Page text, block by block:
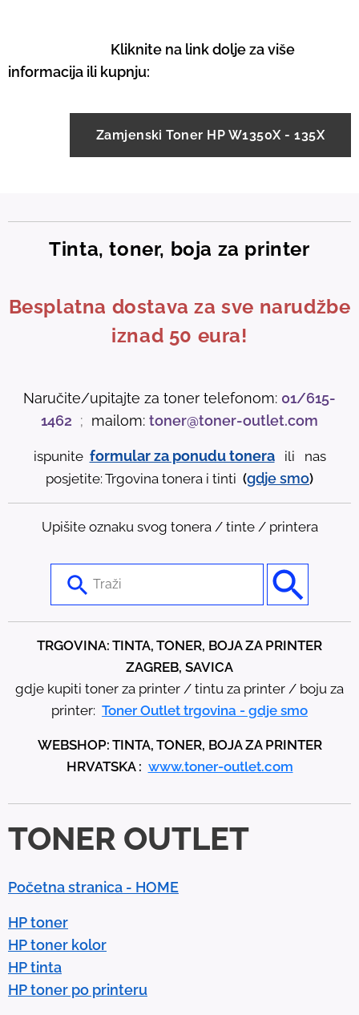
Kliknite na link dolje za više
informacija ili kupnju:
Zamjenski Toner HP W1350X - 135X
Tinta, toner, boja za printer
Besplatna dostava za sve narudžbe
iznad 50 eura!
Naručite/upitajte za toner telefonom: 01/615-
1462 ; mailom: toner@toner-outlet.com
ispunite formular za ponudu tonera
ili nas
posjetite: Trgovina tonera i tinti (gdjesmo)
Upišite oznaku svog tonera / tinte / printera
t
a
TRGOVINA: TINTA, TONER, BOJA ZA PRINTER
ZAGREB, SAVICA
gdje kupiti toner za printer / tintu za printer / boju za
printer: Toner Outlet trgovina - gdje smo
WEBSHOP: TINTA, TONER, BOJA ZA PRINTER
HRVATSKA : www.toner-outlet.com
TONER OUTLET
Početna stranica - HOME
HP toner
HP toner kolor
HP tinta
HP toner po printeru